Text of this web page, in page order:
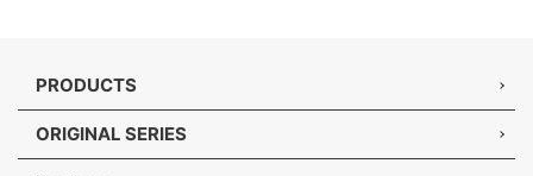
PRODUCTS
ORIGINAL SERIES